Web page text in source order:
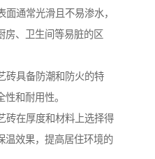
通常光滑且不易渗水，
房、卫生间等易脏的区
砖具备防潮和防火的特
和耐用性。
砖在厚度和材料上选择得
温效果，提高居住环境的